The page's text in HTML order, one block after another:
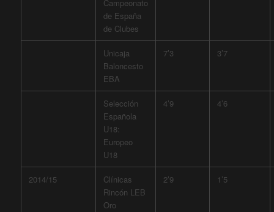
Campeonato
de España
de Clubes
Unicaja
Baloncesto
EBA
7’3 3’7
Selección
Española
U18:
Europeo
U18
4’9 4’6
2014/15
Clínicas
Rincón LEB
Oro
2’9 1’5